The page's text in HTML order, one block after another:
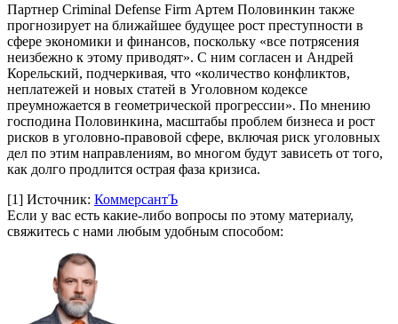
Партнер Criminal Defense Firm Артем Половинкин также
прогнозирует на ближайшее будущее рост преступности в
сфере экономики и финансов, поскольку «все потрясения
неизбежно к этому приводят». С ним согласен и Андрей
Корельский, подчеркивая, что «количество конфликтов,
неплатежей и новых статей в Уголовном кодексе
преумножается в геометрической прогрессии». По мнению
господина Половинкина, масштабы проблем бизнеса и рост
рисков в уголовно-правовой сфере, включая риск уголовных
дел по этим направлениям, во многом будут зависеть от того,
как долго продлится острая фаза кризиса.
[1] Источник: КоммерсантЪ
Если у вас есть какие-либо вопросы по этому материалу,
свяжитесь с нами любым удобным способом: